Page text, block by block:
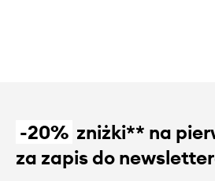
-20% zniżki** na
za zapis do